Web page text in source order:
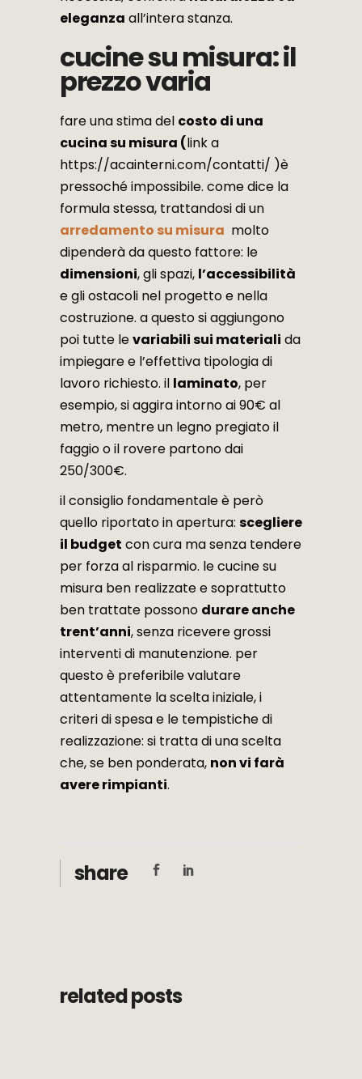
eleganza all’intera stanza.
cucine su misura: il
prezzo varia
fare una stima del costo di una
cucina su misura (link a
https://acainterni.com/contatti/ )è
pressoché impossibile. come dice la
formula stessa, trattandosi di un
arredamento su misura molto
dipenderà da questo fattore: le
dimensioni, gli spazi, l’accessibilità
e gli ostacoli nel progetto e nella
costruzione. a questo si aggiungono
poi tutte levariabili sui materiali da
impiegare e l’effettiva tipologia di
lavoro richiesto. il laminato, per
esempio, si aggira intorno ai 90€ al
metro, mentre un legno pregiato il
faggio o il rovere partono dai
250/300€.
il consiglio fondamentale è però
quello riportato in apertura: scegliere
il budget con cura ma senza tendere
per forza al risparmio. le cucine su
misura ben realizzate e soprattutto
ben trattate possono durare anche
trent’anni, senza ricevere grossi
interventi di manutenzione. per
questo è preferibile valutare
attentamente la scelta iniziale, i
criteri di spesa e le tempistiche di
realizzazione: si tratta di una scelta
che, se ben ponderata, non vi farà
avere rimpianti.
share
related posts